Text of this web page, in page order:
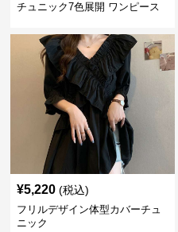
チュニック7色展開 ワンピース
¥5,220 (税込)
フリルデザイン体型カバーチュ
ニック